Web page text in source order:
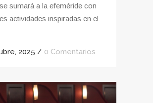
sumará a la efeméride con
actividades inspiradas en el
2025 / 0 Comentarios